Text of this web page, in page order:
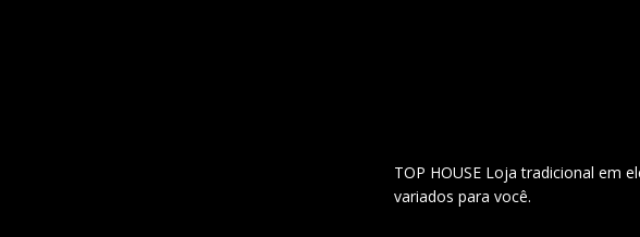
TOP HOUSE Loja tradicional em
variados para você.